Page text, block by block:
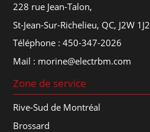
228 rue Jean-Talon,
St-Jean-Sur-Richelieu, QC, J2W 1J2
Téléphone :450-347-2026
Mail : morine@electrbm.com
Zone de service
Rive-Sud de Montréal
Brossard